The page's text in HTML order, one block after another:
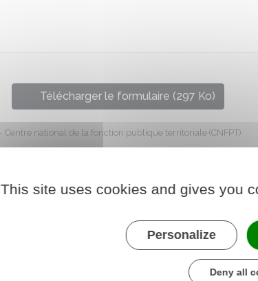
Télécharger le formulaire (297 Ko)
Centre national de la fonction publique territoriale (CNFPT)
This site uses cookies and gives you
Personalize
Deny all